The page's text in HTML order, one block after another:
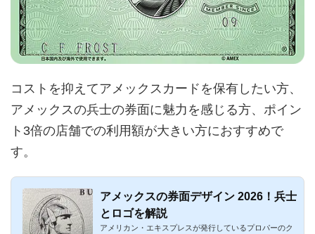
コストを抑えてアメックスカードを保有したい方、
アメックスの兵士の券面に魅力を感じる方、ポイン
ト3倍の店舗での利用額が大きい方におすすめで
す。
アメックスの券面デザイン 2026！兵士
とロゴを解説
アメリカン・エキスプレスが発行しているプロパーのク